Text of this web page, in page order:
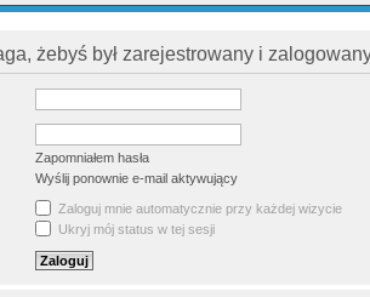
żebyś był zarejestrowany i
Zapomniałem hasła
Wyślij ponownie e-mail aktywujący
Zaloguj mnie automatycznie przy każdej wizycie
Ukryj mój status w tej sesji